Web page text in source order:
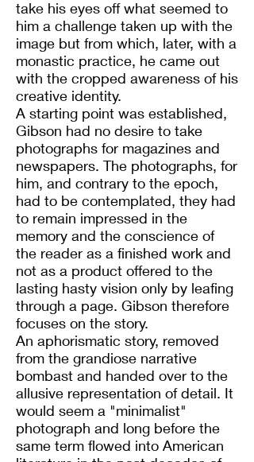
take his eyes off what seemed to
him a challenge taken up with the
image but from which, later, with a
monastic practice, he came out
with the cropped awareness of his
creative identity.
A starting point was established,
Gibson had no desire to take
photographs for magazines and
newspapers. The photographs, for
him, and contrary to the epoch,
had to be contemplated, they had
to remain impressed in the
memory and the conscience of
the reader as a finished work and
not as a product offered to the
lasting hasty vision only by leafing
through a page. Gibson therefore
focuses on the story.
An aphorismatic story, removed
from the grandiose narrative
bombast and handed over to the
allusive representation of detail. It
would seem a "minimalist"
photograph and long before the
same term flowed into American